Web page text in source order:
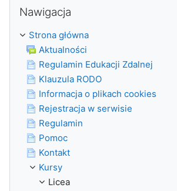
Nawigacja
Strona główna
Aktualności
Regulamin Edukacji Zdalnej
Klauzula RODO
Informacja o plikach cookies
Rejestracja w serwisie
Regulamin
Pomoc
Kontakt
Kursy
Licea